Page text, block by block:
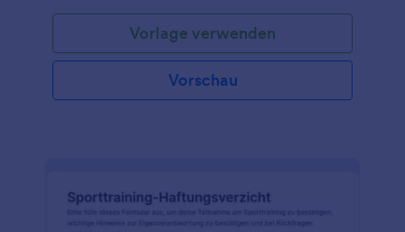
Vorlage verwenden
Vorschau